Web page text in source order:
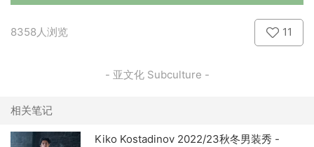
8358人浏览 11
- 亚文化 Subculture -
相关笔记
Kiko Kostadinov 2022/23秋冬男装秀 -